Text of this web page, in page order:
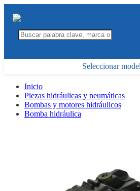
Seleccionar
Inicio
Piezas hidráulicas y neumáticas
Bombas y motores hidráulicos
Bomba hidráulica